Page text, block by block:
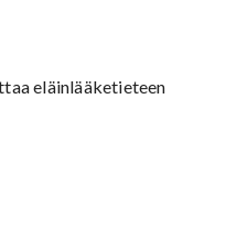
eläinlääketieteen